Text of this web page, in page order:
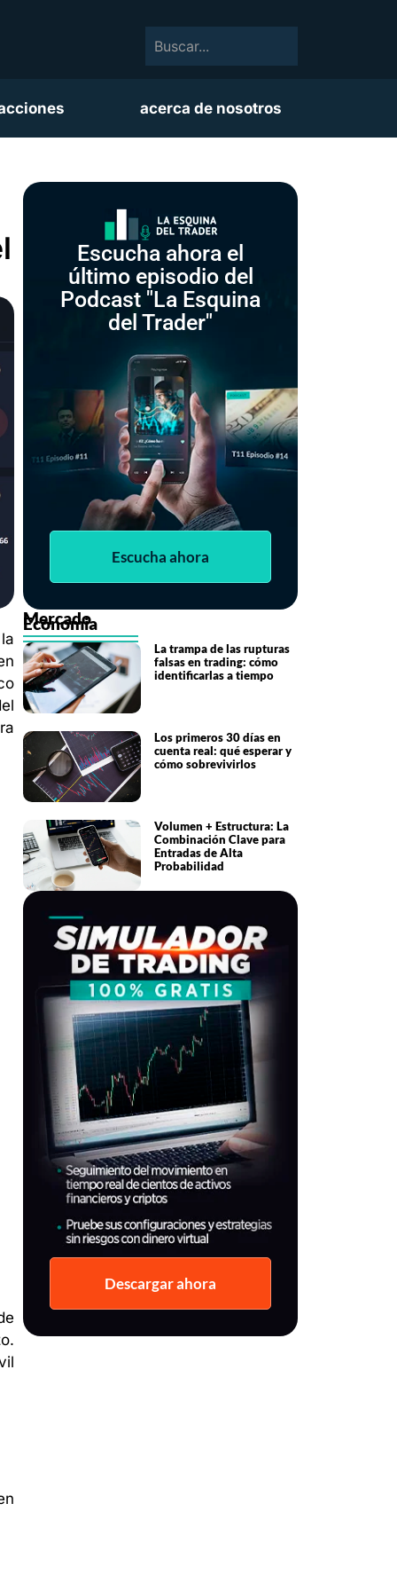
acerca de nosotros
Escucha ahora el
último episodio del
Podcast "La Esquina
del Trader"
Escucha ahora
Mercado
Economia
La trampa de las rupturas
falsas en trading: cómo
identificarlas a tiempo
Los primeros 30 días en
cuenta real: qué esperar y
cómo sobrevivirlos
Volumen + Estructura: La
Combinación Clave para
Entradas de Alta
Probabilidad
Descargar ahora